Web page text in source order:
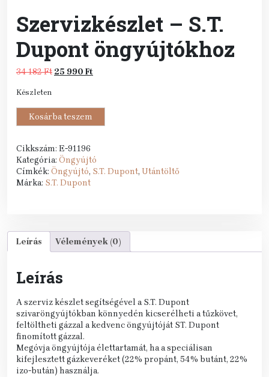
Szervizkészlet – S.T.
Dupont öngyújtókhoz
34 182Ft Original
34
182 Ft.
25 990 FtCurrent
25
Készleten
Szervizkészlet
-
Dupont
öngyújtókhoz
mennyiség
Kosárba teszem
Cikkszám: E-91196
Kategória: Öngyújtó
Címkék: Öngyújtó, S.T. Dupont, Utántöltő
Márka: S.T. Dupont
Leírás Vélemények (0)
Leírás
A szerviz készlet segítségével a S.T. Dupont
szivaröngyújtókban könnyedén kicserélheti a tűzkövet,
feltöltheti gázzal a kedvenc öngyújtóját ST. Dupont
finomított gázzal.
Megóvja öngyújtója élettartamát, ha a speciálisan
kifejlesztett gázkeveréket (22% propánt, 54% butánt, 22%
izo-bután) használja.